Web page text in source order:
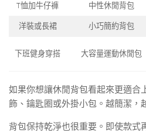
T恤加牛仔褲 中性休閒背包
洋裝或長裙 小巧簡約背包
下班健身穿搭 大容量運動休閒包
如果你想讓休閒背包看起來更適合
飾、鑰匙圈或外掛小包。越簡潔，
背包保持乾淨也很重要。即使款式